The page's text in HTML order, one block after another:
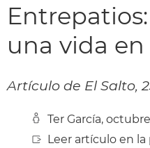
una vida
Artículo de El Salto,
Ter García,
Leer artículo en la